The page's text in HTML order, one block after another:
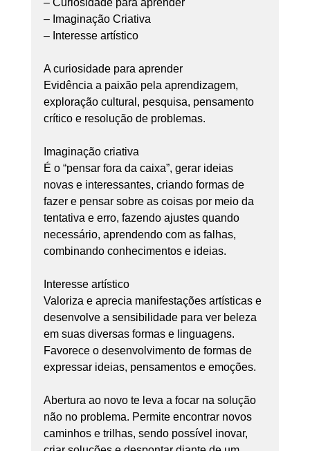
– Curiosidade para aprender
– Imaginação Criativa
– Interesse artístico
A curiosidade para aprender
Evidência a paixão pela aprendizagem,
exploração cultural, pesquisa, pensamento
crítico e resolução de problemas.
Imaginação criativa
É o “pensar fora da caixa”, gerar ideias
novas e interessantes, criando formas de
fazer e pensar sobre as coisas por meio da
tentativa e erro, fazendo ajustes quando
necessário, aprendendo com as falhas,
combinando conhecimentos e ideias.
Interesse artístico
Valoriza e aprecia manifestações artísticas e
desenvolve a sensibilidade para ver beleza
em suas diversas formas e linguagens.
Favorece o desenvolvimento de formas de
expressar ideias, pensamentos e emoções.
Abertura ao novo te leva a focar na solução
não no problema. Permite encontrar novos
caminhos e trilhas, sendo possível inovar,